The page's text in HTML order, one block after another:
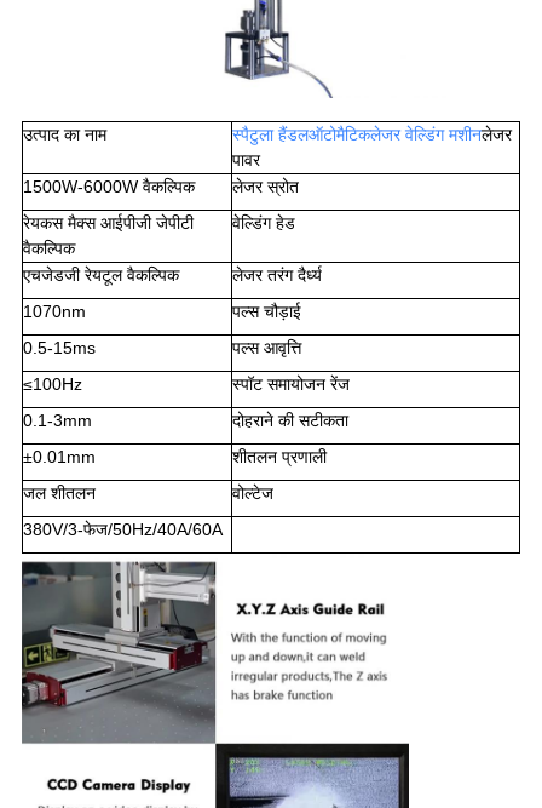
उत्पाद का नाम स्पैटुला हैंडलऑटोमैटिकलेजर वेल्डिंग मशीनलेजर
पावर
1500W-6000W वैकल्पिक
लेजर स्रोत
रेयकस मैक्स आईपीजी जेपीटी
वैकल्पिक
वेल्डिंग हेड
एचजेडजी रेयटूल वैकल्पिक
लेजर तरंग दैर्ध्य
1070nm
पल्स चौड़ाई
0.5-15ms
पल्स आवृत्ति
≤100Hz
स्पॉट समायोजन रेंज
0.1-3mm
दोहराने की सटीकता
±0.01mm
शीतलन प्रणाली
जल शीतलन
वोल्टेज
380V/3-फेज/50Hz/40A/60A